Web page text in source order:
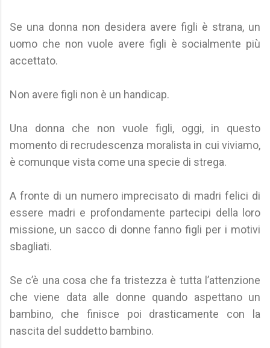
Se una donna non desidera avere figli è strana, un
uomo che non vuole avere figli è socialmente più
accettato.
Non avere figli non è un handicap.
Una donna che non vuole figli, oggi, in questo
momento di recrudescenza moralista in cui viviamo,
è comunque vista come una specie di strega.
A fronte di un numero imprecisato di madri felici di
essere madri e profondamente partecipi della loro
missione, un sacco di donne fanno figli per i motivi
sbagliati.
Se c’è una cosa che fa tristezza è tutta l’attenzione
che viene data alle donne quando aspettano un
bambino, che finisce poi drasticamente con la
nascita del suddetto bambino.